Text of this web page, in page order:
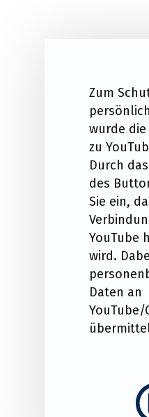
Zum
wurde
zu
Durch
des
Sie ein,
YouTube
wird.
Daten an
YouTube/